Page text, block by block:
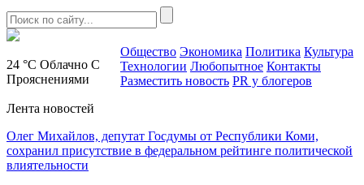
24 °C Облачно С
Прояснениями
Общество Экономика Политика Культура
Технологии Любопытное Контакты
Разместить новость PR у блогеров
Лента новостей
Олег Михайлов, депутат Госдумы от Республики Коми,
сохранил присутствие в федеральном рейтинге политической
влиятельности